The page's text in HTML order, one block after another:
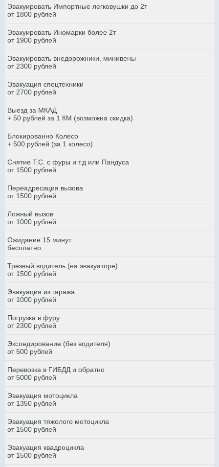
Эвакуировать Импортные легковушки до 2т
от 1800 рублей
Эвакуировать Иномарки более 2т
от 1900 рублей
Эвакуировать внедорожники, минивены
от 2300 рублей
Эвакуация спецтехники
от 2700 рублей
Выезд за МКАД
+ 50 рублей за 1 КМ (возможна скидка)
Блокированно Колесо
+ 500 рублей (за 1 колесо)
Снятие Т.С. с фуры и т.д или Пандуса
от 1500 рублей
Переадресация вызова
от 1500 рублей
Ложный вызов
от 1000 рублей
Ожидание 15 минут
бесплатно
Трезвый водитель (на эвакуаторе)
от 1500 рублей
Эвакуация из гаража
от 1000 рублей
Погрузка в фуру
от 2300 рублей
Экспедирование (без водителя)
от 500 рублей
Перевозка в ГИБДД и обратно
от 5000 рублей
Эвакуация мотоцикла
от 1350 рублей
Эвакуация тяжолого мотоцикла
от 1500 рублей
Эвакуация квадроцикла
от 1500 рублей